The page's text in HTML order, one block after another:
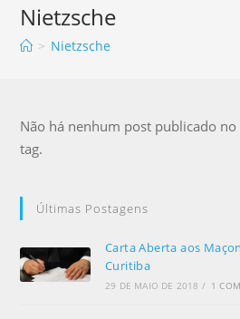
Nietzsche
> Nietzsche
Não há nenhum post publicado
tag.
Últimas Postagens
Carta Aberta aos
Curitiba
29 DE MAIO DE 2018 / 1